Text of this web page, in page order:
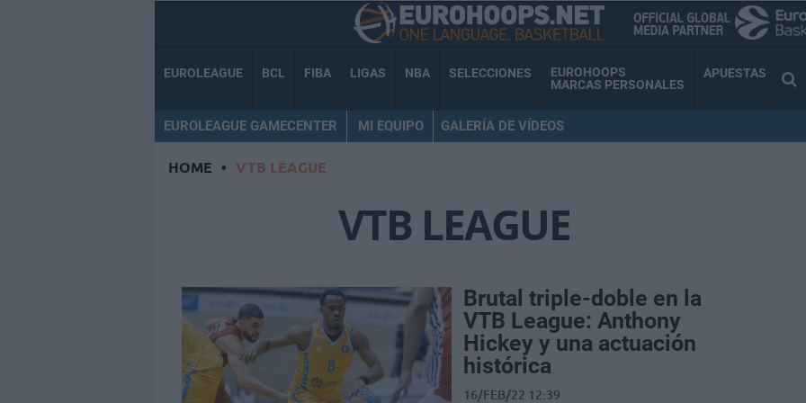
EUROLEAGUE BCL FIBA LIGAS NBA SELECCIONES
EUROHOOPS
MARCAS PERSONALES
APUESTAS
EUROLEAGUE GAMECENTER MI EQUIPO GALERÍA DE VÍDEOS
HOME • VTB LEAGUE
VTB LEAGUE
Brutal triple-doble en la
VTB League: Anthony
Hickey y una actuación
histórica
16/FEB/22 12:39